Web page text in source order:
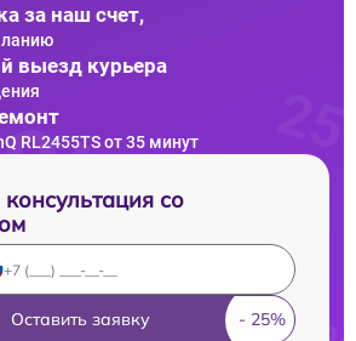
за наш счет,
выезд курьера
RL2455TS от 35 минут
со
Оставить заявку